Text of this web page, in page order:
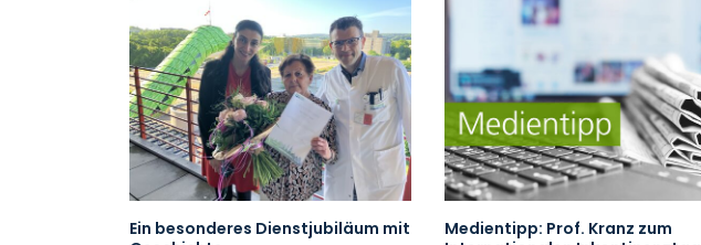
Ein besonderes Dienstjubiläum mit
Medientipp: Prof. Kranz zum